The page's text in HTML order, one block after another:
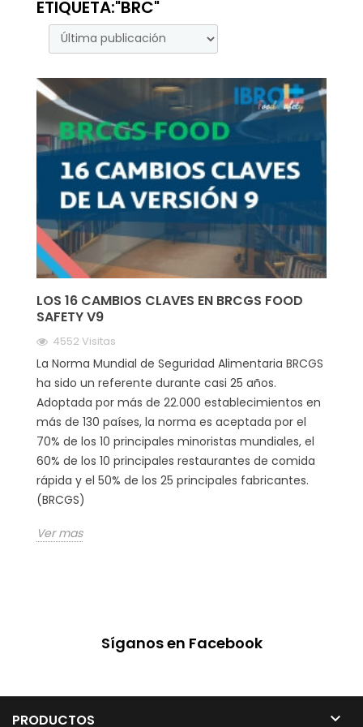
ETIQUETA:"BRC"
LOS 16 CAMBIOS CLAVES EN BRCGS FOOD
SAFETY V9
4552 Visitas
La Norma Mundial de Seguridad Alimentaria BRCGS
ha sido un referente durante casi 25 años.
Adoptada por más de 22.000 establecimientos en
más de 130 países, la norma es aceptada por el
70% de los 10 principales minoristas mundiales, el
60% de los 10 principales restaurantes de comida
rápida y el 50% de los 25 principales fabricantes.
(BRCGS)
Ver mas
Síganos en Facebook
PRODUCTOS 